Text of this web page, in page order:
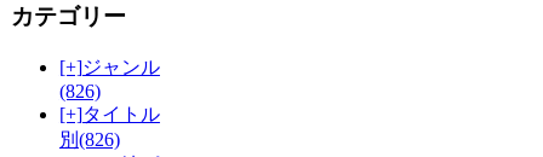
カテゴリー
[+]ジャンル
(826)
[+]タイトル
別 (826)